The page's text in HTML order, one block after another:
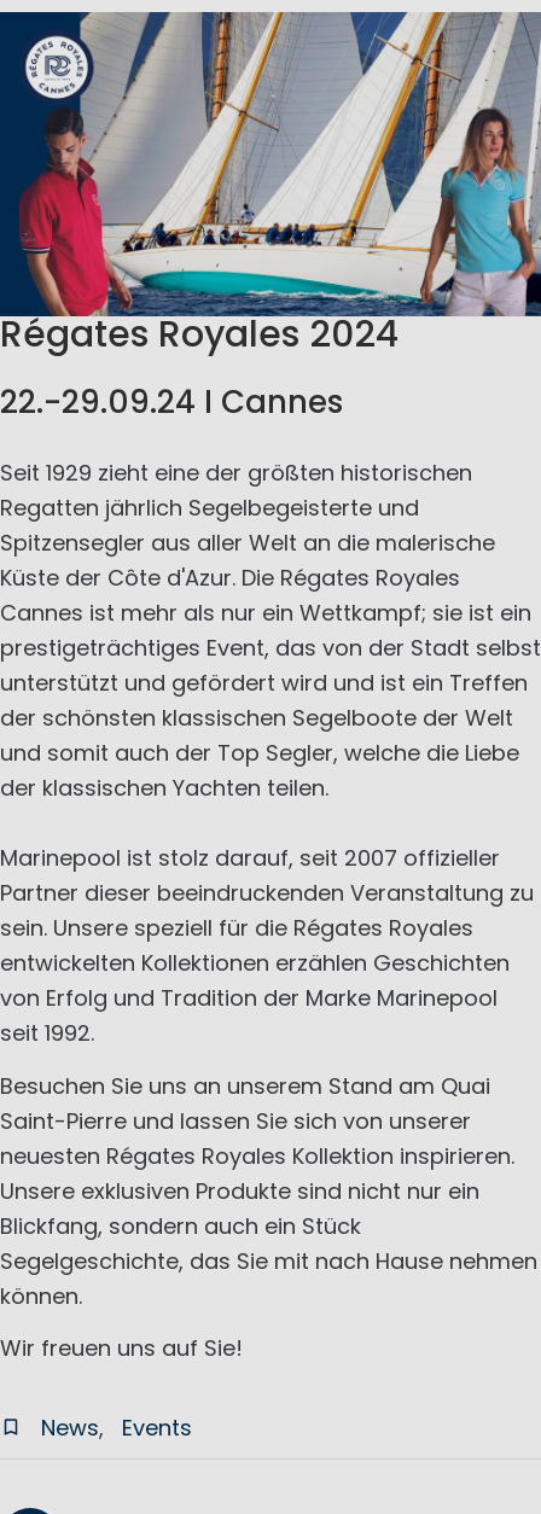
Régates Royales 2024
22.-29.09.24 I Cannes
Seit 1929 zieht eine der größten historischen
Regatten jährlich Segelbegeisterte und
Spitzensegler aus aller Welt an die malerische
Küste der Côte d'Azur. Die Régates Royales
Cannes ist mehr als nur ein Wettkampf; sie ist ein
prestigeträchtiges Event, das von der Stadt selbst
unterstützt und gefördert wird und ist ein Treffen
der schönsten klassischen Segelboote der Welt
und somit auch der Top Segler, welche die Liebe
der klassischen Yachten teilen.
Marinepool ist stolz darauf, seit 2007 offizieller
Partner dieser beeindruckenden Veranstaltung zu
sein. Unsere speziell für die Régates Royales
entwickelten Kollektionen erzählen Geschichten
von Erfolg und Tradition der Marke Marinepool
seit 1992.
Besuchen Sie uns an unserem Stand am Quai
Saint-Pierre und lassen Sie sich von unserer
neuesten Régates Royales Kollektion inspirieren.
Unsere exklusiven Produkte sind nicht nur ein
Blickfang, sondern auch ein Stück
Segelgeschichte, das Sie mit nach Hause nehmen
können.
Wir freuen uns auf Sie!
News Events